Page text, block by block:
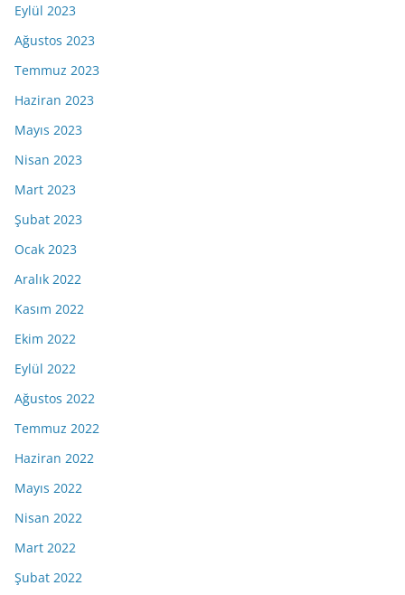
Eylül 2023
Ağustos 2023
Temmuz 2023
Haziran 2023
Mayıs 2023
Nisan 2023
Mart 2023
Şubat 2023
Ocak 2023
Aralık 2022
Kasım 2022
Ekim 2022
Eylül 2022
Ağustos 2022
Temmuz 2022
Haziran 2022
Mayıs 2022
Nisan 2022
Mart 2022
Şubat 2022